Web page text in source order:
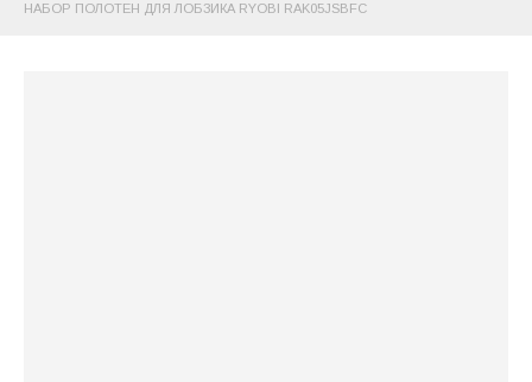
НАБОР ПОЛОТЕН ДЛЯ ЛОБЗИКА RYOBI RAK05JSBFC